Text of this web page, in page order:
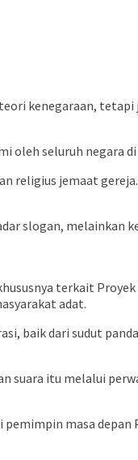
kenegaraan,
oleh seluruh negara
religius jemaat
slogan, melainkan
terkait Proyek
adat.
baik dari sudut
suara itu melalui
masa depan